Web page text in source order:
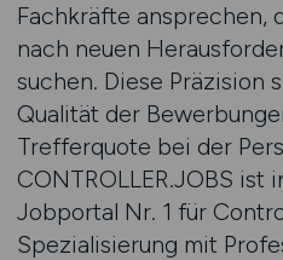
Fachkräfte ansprechen,
nach neuen
suchen. Diese Präzision
Qualität der
Trefferquote bei der
CONTROLLER.JOBS ist
Jobportal Nr. 1 für
Spezialisierung mit